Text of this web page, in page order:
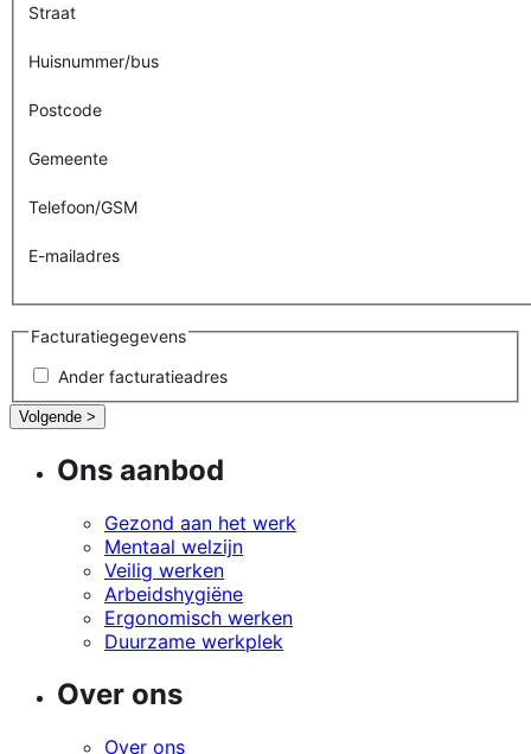
Straat
Huisnummer/bus
Postcode
Gemeente
Telefoon/GSM
E-mailadres
Facturatiegegevens
Ander facturatieadres
Volgende >
Ons aanbod
Gezond aan het werk
Mentaal welzijn
Veilig werken
Arbeidshygiëne
Ergonomisch werken
Duurzame werkplek
Over ons
Over ons